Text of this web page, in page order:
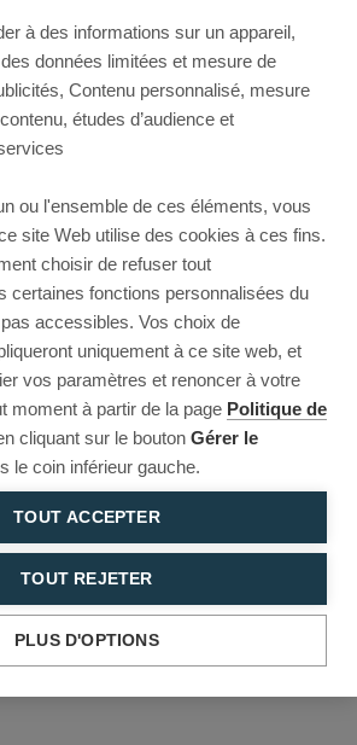
à des informations sur un appareil,
données limitées et mesure de
Contenu personnalisé, mesure
études d’audience et
ou l'ensemble de ces éléments, vous
site Web utilise des cookies à ces fins.
choisir de refuser tout
certaines fonctions personnalisées du
accessibles. Vos choix de
uniquement à ce site web, et
vos paramètres et renoncer à votre
moment à partir de la page Politique de
cliquant sur le bouton Gérer le
le coin inférieur gauche.
TOUT ACCEPTER
TOUT REJETER
PLUS D'OPTIONS
try again, or go back.
Back